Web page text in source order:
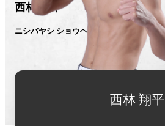
西林 翔平
ニシバヤシ ショウヘイ
西林 翔平